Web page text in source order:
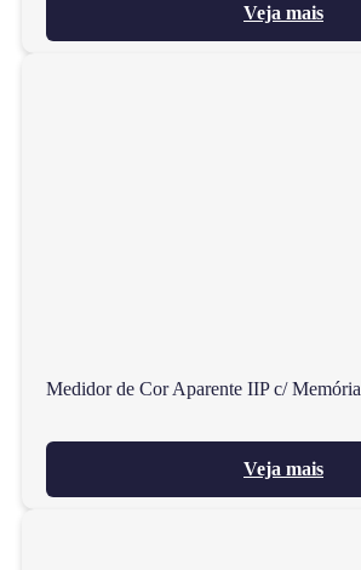
Veja mais
Medidor de Cor Aparente IIP c/ Memória
Veja mais